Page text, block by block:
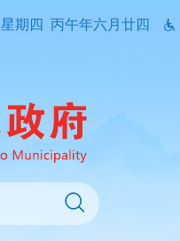
星期四 丙午年六月廿四